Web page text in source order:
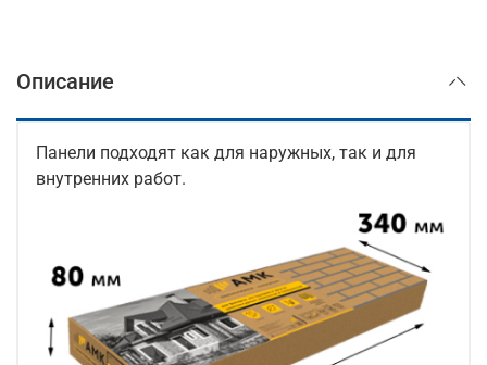
Описание
Панели подходят как для наружных, так и для
внутренних работ.